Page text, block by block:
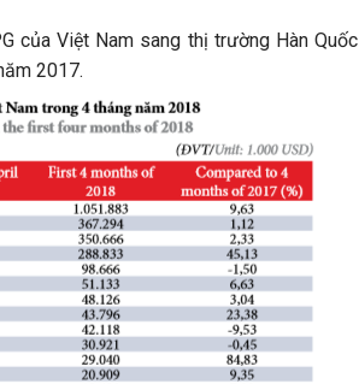
của Việt Nam sang thị trường Hàn Quốc
2017.